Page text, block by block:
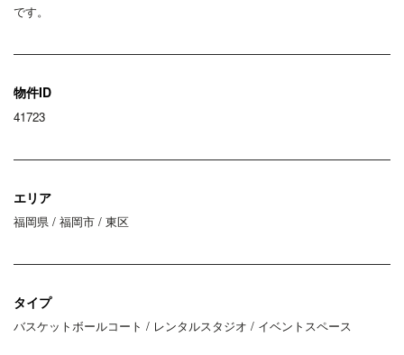
です。
物件ID
41723
エリア
福岡県 / 福岡市 / 東区
タイプ
バスケットボールコート / レンタルスタジオ / イベントスペース